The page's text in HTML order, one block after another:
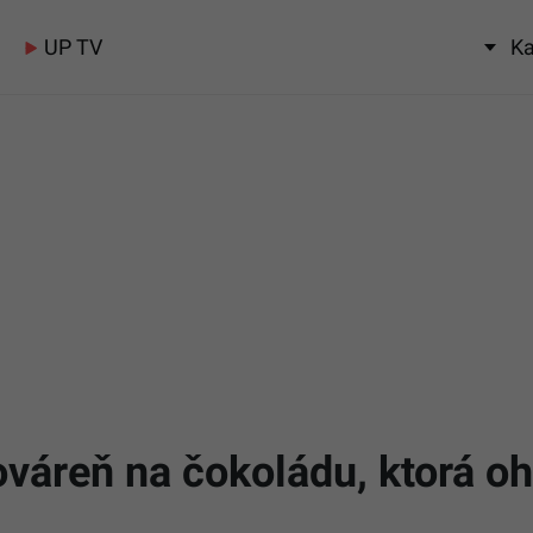
UP TV
na čokoládu, ktorá